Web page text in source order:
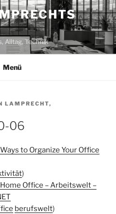
Alltag, Technik
Menü
LAMPRECHT,
06
to Organize Your Office
)
Office – Arbeitswelt –
berufswelt)